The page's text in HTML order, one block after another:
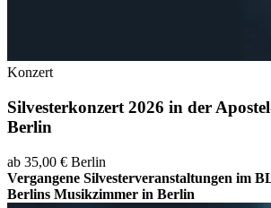
Konzert
Silvesterkonzert 2026 in der
Berlin
ab 35,00 € Berlin
Vergangene Silvesterveranstaltungen im
Berlins Musikzimmer in Berlin